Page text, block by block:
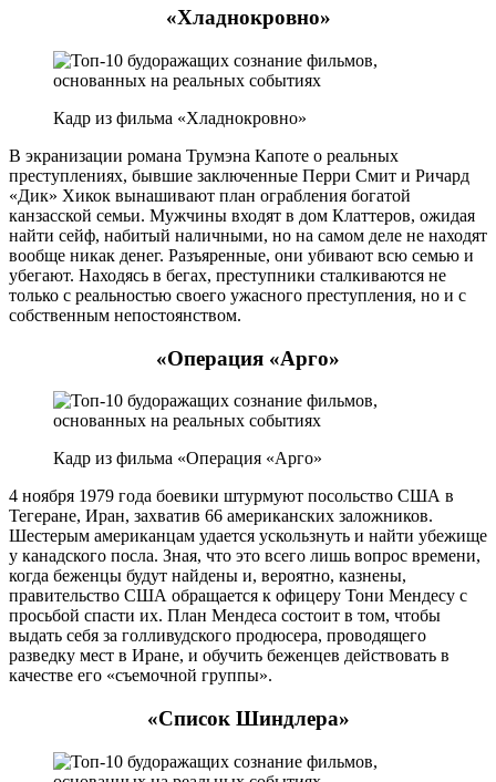
«Хладнокровно»
Кадр из фильма «Хладнокровно»
В экранизации романа Трумэна Капоте о реальных
преступлениях, бывшие заключенные Перри Смит и Ричард
«Дик» Хикок вынашивают план ограбления богатой
канзасской семьи. Мужчины входят в дом Клаттеров, ожидая
найти сейф, набитый наличными, но на самом деле не находят
вообще никак денег. Разъяренные, они убивают всю семью и
убегают. Находясь в бегах, преступники сталкиваются не
только с реальностью своего ужасного преступления, но и с
собственным непостоянством.
«Операция «Арго»
Кадр из фильма «Операция «Арго»
4 ноября 1979 года боевики штурмуют посольство США в
Тегеране, Иран, захватив 66 американских заложников.
Шестерым американцам удается ускользнуть и найти убежище
у канадского посла. Зная, что это всего лишь вопрос времени,
когда беженцы будут найдены и, вероятно, казнены,
правительство США обращается к офицеру Тони Мендесу с
просьбой спасти их. План Мендеса состоит в том, чтобы
выдать себя за голливудского продюсера, проводящего
разведку мест в Иране, и обучить беженцев действовать в
качестве его «съемочной группы».
«Список Шиндлера»